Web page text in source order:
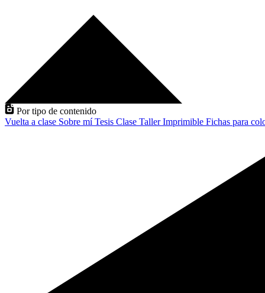
Por tipo de contenido
Vuelta a clase Sobre míTesis Clase TallerImprimible Fichas para